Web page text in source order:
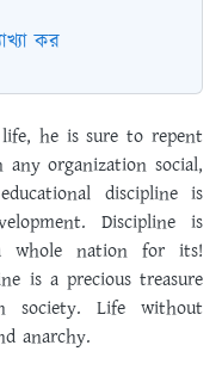
কর
he is sure to repent
organization social,
discipline is
Discipline is
whole nation for its!
is a precious treasure
society. Life without
anarchy.